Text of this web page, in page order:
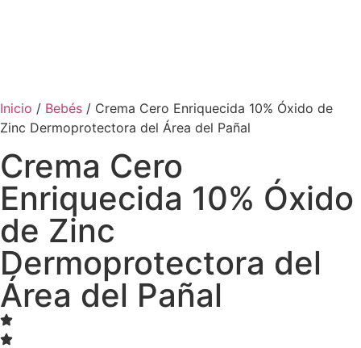
Inicio / Bebés / Crema Cero Enriquecida 10% Óxido de
Zinc Dermoprotectora del Área del Pañal
Crema Cero
Enriquecida 10% Óxido
de Zinc
Dermoprotectora del
Área del Pañal